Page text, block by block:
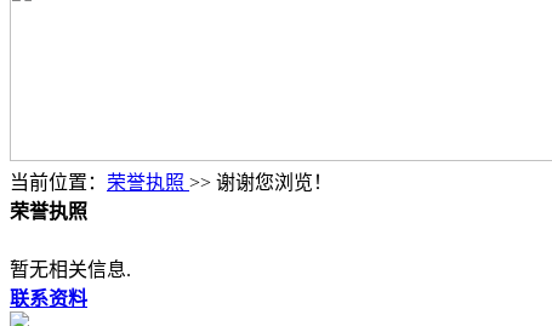
当前位置： 荣誉执照 >> 谢谢您浏览！
荣誉执照
暂无相关信息.
联系资料